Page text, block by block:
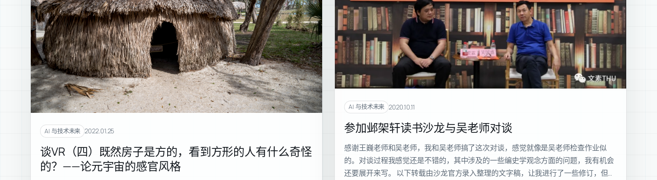
AI 与技术未来 2022.01.25
谈VR（四）既然房子是方的，看到方形的人有什么奇怪
的？——论元宇宙的感官风格
AI 与技术未来 2020.10.11
参加邺架轩读书沙龙与吴老师对谈
感谢王巍老师和吴老师，我和吴老师搞了这次对谈，感觉就像是吴老师检查作业似
的。对谈过程我感觉还是不错的，其中涉及的一些编史学观念方面的问题，我有机会
还要展开来写。 以下转载由沙龙官方录入整理的文字稿，让我进行了一些修订，但…